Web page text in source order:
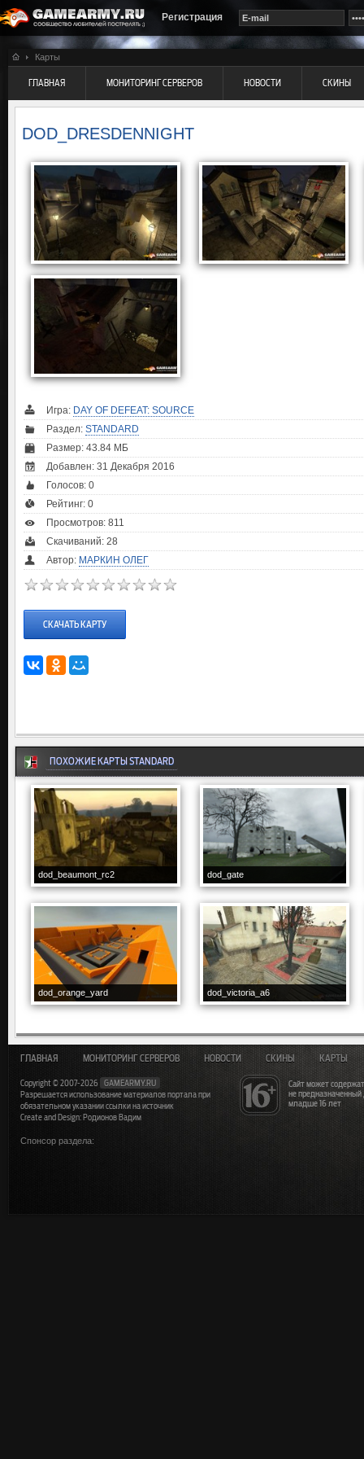
Регистрация
Карты
ГЛАВНАЯ МОНИТОРИНГ СЕРВЕРОВ НОВОСТИ СКИНЫ
DOD_DRESDENNIGHT
Игра: DAY OF DEFEAT: SOURCE
Раздел: STANDARD
Размер: 43.84 МБ
Добавлен: 31 Декабря 2016
Голосов: 0
Рейтинг: 0
Просмотров: 811
Скачиваний: 28
Автор: МАРКИН ОЛЕГ
СКАЧАТЬ КАРТУ
ПОХОЖИЕ КАРТЫ STANDARD
dod_beaumont_rc2 dod_gate
dod_orange_yard dod_victoria_a6
Сайт может
не
младше 16 лет
ГЛАВНАЯ МОНИТОРИНГ СЕРВЕРОВ НОВОСТИ СКИНЫ КАРТЫ
Copyright © 2007-2026
GAMEARMY.RU
Разрешается использование материалов портала при
обязательном указании ссылки на источник
Create and Design: Родионов Вадим
Спонсор раздела: